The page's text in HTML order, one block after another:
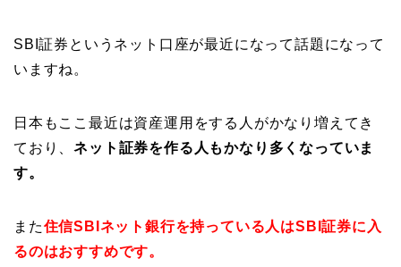
SBI証券というネット口座が最近になって話題になって
いますね。
日本もここ最近は資産運用をする人がかなり増えてき
ており、ネット証券を作る人もかなり多くなっていま
す。
また住信SBIネット銀行を持っている人はSBI証券に入
るのはおすすめです。